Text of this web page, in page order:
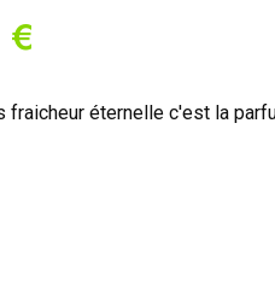
éternelle c'est la